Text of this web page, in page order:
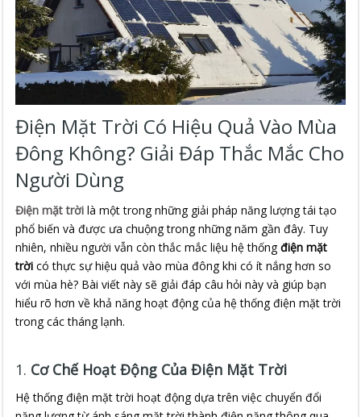
Điện Mặt Trời Có Hiệu Quả Vào Mùa
Đông Không? Giải Đáp Thắc Mắc Cho
Người Dùng
Điện mặt trời là một trong những giải pháp năng lượng tái tạo
phổ biến và được ưa chuộng trong những năm gần đây. Tuy
nhiên, nhiều người vẫn còn thắc mắc liệu hệ thốngđiện mặt
trời có thực sự hiệu quả vào mùa đông khi có ít nắng hơn so
với mùa hè? Bài viết này sẽ giải đáp câu hỏi này và giúp bạn
hiểu rõ hơn về khả năng hoạt động của hệ thống điện mặt trời
trong các tháng lạnh.
1. Cơ Chế Hoạt Động Của Điện Mặt Trời
Hệ thống điện mặt trời hoạt động dựa trên việc chuyển đổi